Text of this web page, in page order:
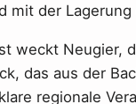
mit der
weckt Neugier,
das aus der
regionale